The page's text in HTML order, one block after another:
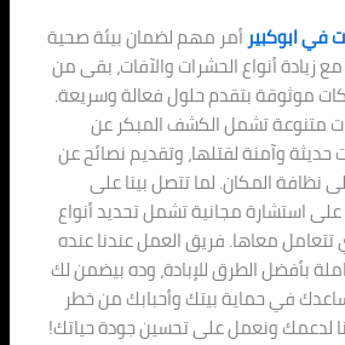
في ابوكبير أمر مهم لضمان بيئة صحية
زيادة أنواع الحشرات والآفات، بقى من
موثوقة بتقدم حلول فعالة وسريعة.
متنوعة تشمل الكشف المبكر عن
حديثة وآمنة لقتلها، وتقديم نصائح عن
نظافة المكان. لما تتصل بينا على
هتحصل على استشارة مجانية تشمل تحديد أنواع
تتعامل معاها. فريق العمل عندنا عنده
بأفضل الطرق للإبادة، وده بيضمن لك
نساعدك في حماية بيتك وأحبابك من خطر
لدعمك ونعمل على تحسين جودة حياتك!